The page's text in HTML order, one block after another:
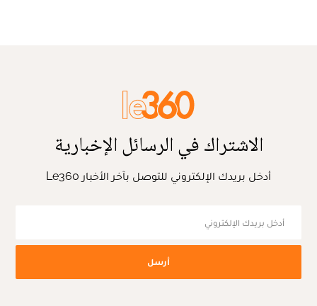
الاشتراك في الرسائل الإخبارية
أدخل بريدك الإلكتروني للتوصل بآخر الأخبار Le360
أرسل